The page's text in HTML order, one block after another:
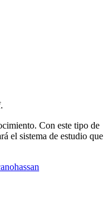
Con este tipo de
el sistema de estudio que